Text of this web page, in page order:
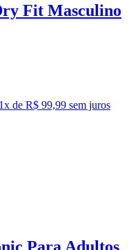
Fit Masculino
1x de R$ 99,99 sem juros